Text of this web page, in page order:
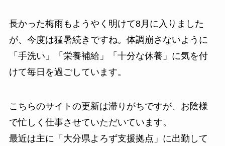
長かった梅雨もようやく明けて8月に入りました
が、今度は猛暑続きですね。体調崩さないように
「手洗い」「栄養補給」「十分な休養」に気を付
けて毎日を過ごしています。
こちらのサイトの更新は滞りがちですが、お陰様
で忙しく仕事させていただいています。
最近は主に「大分県よろず支援拠点」に出勤して